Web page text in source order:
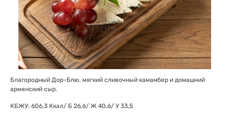
Благородный Дор-Блю, мягкий сливочный камамбер и домашний
армянский сыр.
КБЖУ: 606,3 Ккал/ Б 26,6/ Ж 40,6/ У 33,5